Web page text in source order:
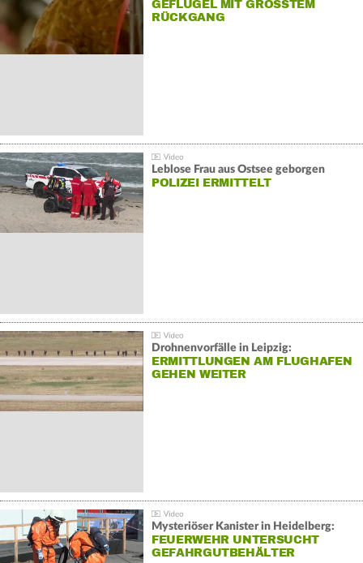
GEFLÜGEL MIT GRÖSSTEM R
ÜCKGANG
Leblose Frau aus Ostsee geborgen
POLIZEI ERMITTELT
Drohnenvorfälle in Leipzig:
ERMITTLUNGEN AM FLUGHAFEN
GEHEN WEITER
Mysteriöser Kanister in Heidelberg:
FEUERWEHR UNTERSUCHT
GEFAHRGUTBEHÄLTER